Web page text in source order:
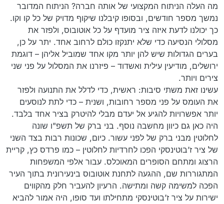
מה העלה הניתוח המקצועי של אותה חברה? הניתוח המדובר
נמשך מספר חודשים, ובסופו קיבלנו שיקוף מדויק של כל קו וקו.
כך יכולנו לדעת איזה ציר מועדף על כל אוטובוס, ולפזר את
מסלולי הנסיעה כדי שלא יתנקזו כולם לרחוב אחד. יתר על כן,
בערים הגדולות שיש להן יותר מקו אחד שמוביל אליהן – דוגמת
ירושלים, מודיעין עילית ואשדוד – פיזרנו את המסלול על פני שני
צירים ויותר.
עשינו זאת משתי סיבות: ראשית, כדי לדלל את התנועה ולפזר
את העומס על פני מספר רחובות, ושנית – כדי לתת לנוסעים
יותר אפשרויות להגיע אל יעדם מבלי להיטרק בציר אחד בלבד.
היה כאן גם כיוון מחשבה נוסף. בני ברק של תשפ"ו שונה
לחלוטין מבני ברק של לפני עשור. כיום, שכונות רבות בצד השני
של ציר ז’בוטינסקי הפכו לחרדיות לחלוטין – כמו פרדס כץ, קריית
הרצוג ומתחם הסופרים המאוכלס. עבור אלפי המשפחות
המתגוררות שם, ההגעה לתחנת אוטובוס בינעירונית בתוך העיר
הפכה למשימה קשה ומתישה. הרעיון להעביר חלק מהקווים
ישירות על ציר ז’בוטינסקי מתחילתו ועד סופו, היה אמור להביא